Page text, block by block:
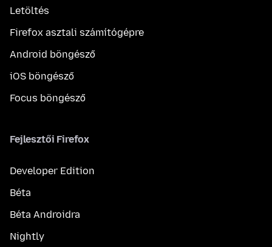
Letöltés
Firefox asztali számítógépre
Android böngésző
iOS böngésző
Focus böngésző
Fejlesztői Firefox
Developer Edition
Béta
Béta Androidra
Nightly